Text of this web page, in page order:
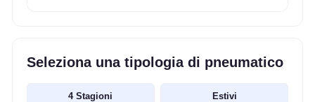
Seleziona una tipologia di pneumatico
4 Stagioni Estivi